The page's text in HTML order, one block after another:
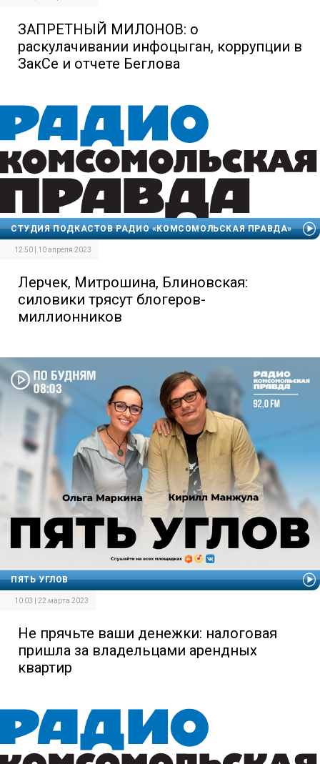
ЗАПРЕТНЫЙ МИЛОНОВ: о
раскулачивании инфоцыган, коррупции в
ЗакСе и отчете Беглова
СТУДИЯ ПОДКАСТОВ РАДИО «КОМСОМОЛЬСКАЯ ПРАВДА»
12:50 | 10 апреля 2023
Лерчек, Митрошина, Блиновская:
силовики трясут блогеров-
миллионников
ПЯТЬ УГЛОВ
10:03 | 22 марта 2023
Не прячьте ваши денежки: налоговая
пришла за владельцами арендных
квартир